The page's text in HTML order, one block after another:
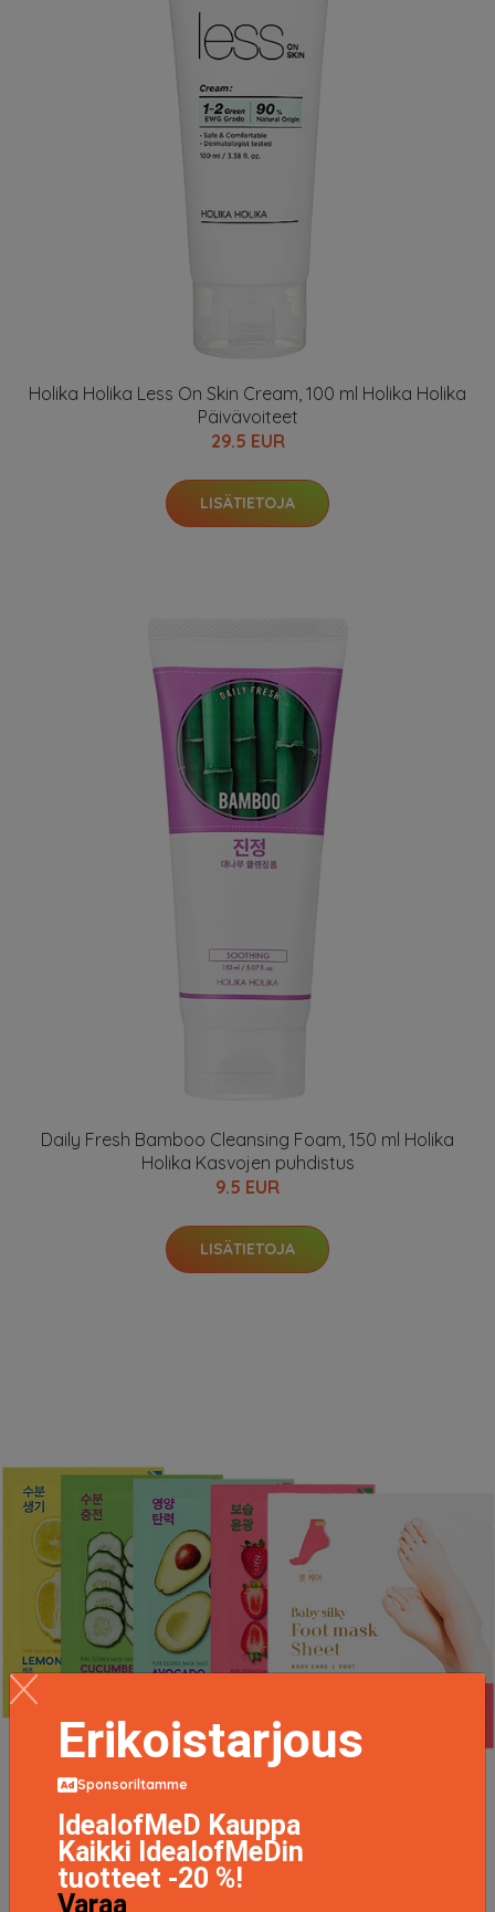
Holika Holika Less On Skin Cream, 100 ml Holika Holika
Päivävoiteet
29.5 EUR
LISÄTIETOJA
Daily Fresh Bamboo Cleansing Foam, 150 ml Holika
Holika Kasvojen puhdistus
9.5 EUR
LISÄTIETOJA
K-Beauty Sheet Masks, Holika Holika Ihonhoito
Erikoistarjous
Sponsoriltamme
IdealofMeD Kauppa
Kaikki IdealofMeDin
tuotteet -20 %!
Varaa